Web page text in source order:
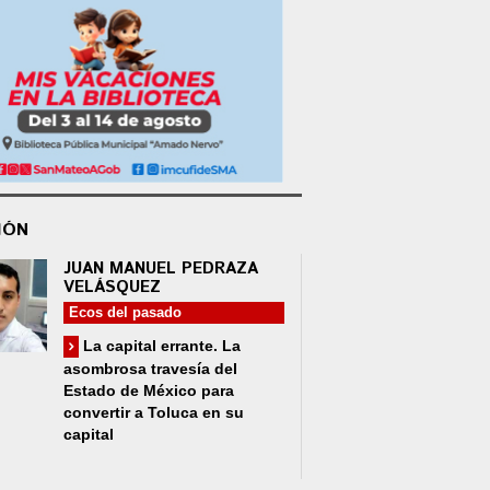
JUAN MANUEL PEDRAZA
VELÁSQUEZ
Ecos del pasado
La capital errante. La
asombrosa travesía del
Estado de México para
convertir a Toluca en su
capital